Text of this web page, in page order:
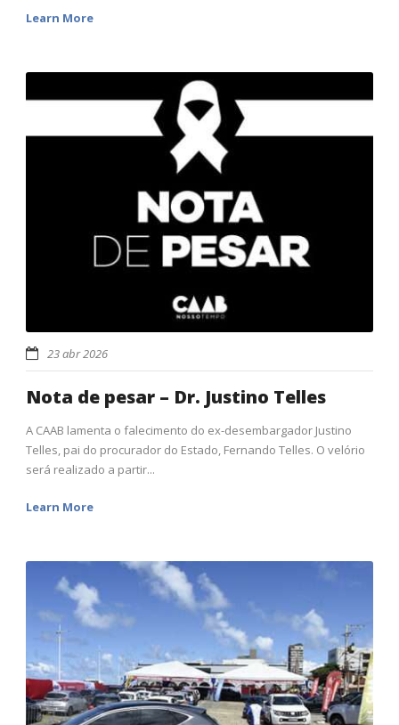
Learn More
23 abr 2026
Nota de pesar – Dr. Justino Telles
A CAAB lamenta o falecimento do ex-desembargador Justino
Telles, pai do procurador do Estado, Fernando Telles. O velório
será realizado a partir...
Learn More